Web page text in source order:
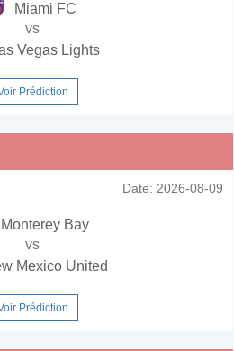
Miami FC
vs
Vegas Lights
Prédiction
Date: 2026-08-09
Monterey Bay
vs
Mexico United
Prédiction